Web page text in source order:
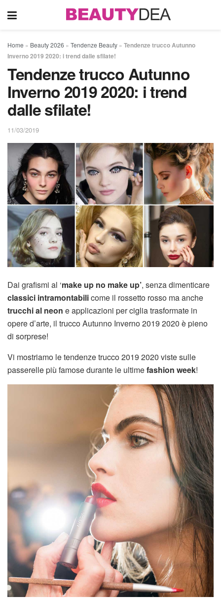
Home » Beauty 2026 » Tendenze Beauty » Tendenze trucco Autunno
Inverno 2019 2020: i trend dalle sfilate!
Tendenze trucco Autunno
Inverno 2019 2020: i trend
dalle sfilate!
11/03/2019
Dai grafismi al ‘make up no make up’, senza dimenticare
classici intramontabilicome il rossetto rosso ma anche
trucchi al neon e applicazioni per ciglia trasformate in
opere d’arte, il trucco Autunno Inverno 2019 2020 è pieno
di sorprese!
Vi mostriamo le tendenze trucco 2019 2020 viste sulle
passerelle più famose durante le ultimefashion week!